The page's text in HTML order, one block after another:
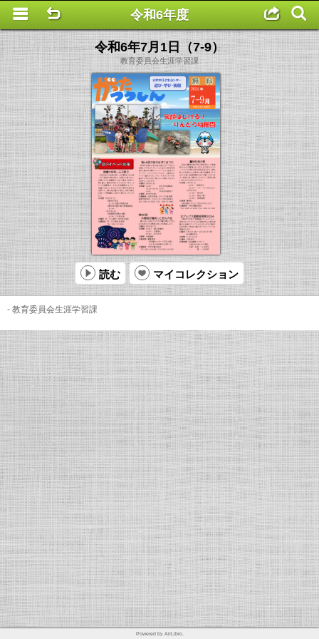
This is a completely basic popup, no options set.
令和6年度
令和6年7月1日（7-9）
教育委員会生涯学習課
読む マイコレクション
- 教育委員会生涯学習課
Powered by AirLibro.